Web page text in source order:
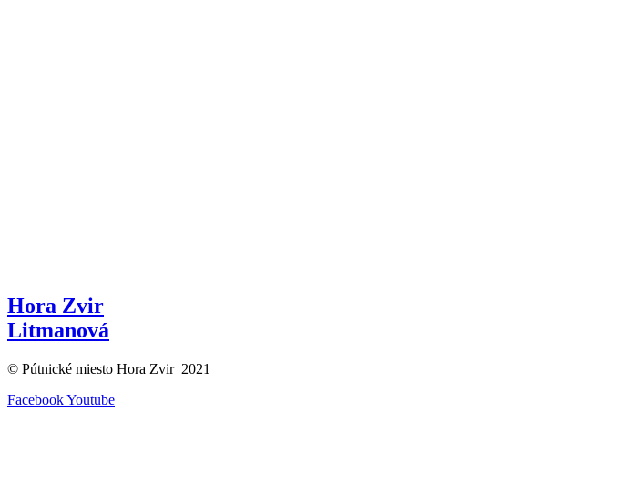
Hora Zvir
Litmanová
© Pútnické miesto Hora Zvir 2021
FacebookYoutube